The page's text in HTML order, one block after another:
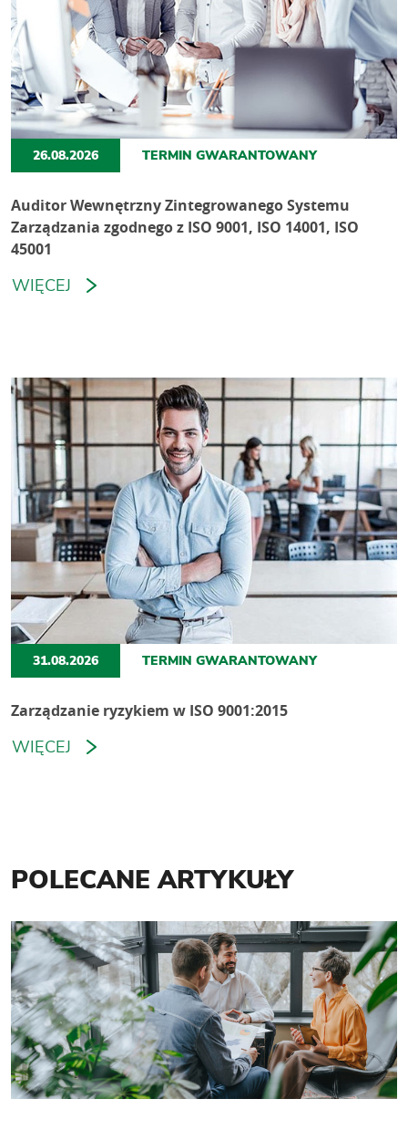
26.08.2026 TERMIN GWARANTOWANY
Auditor Wewnętrzny Zintegrowanego Systemu
Zarządzania zgodnego z ISO 9001, ISO 14001, ISO
45001
WIĘCEJ
31.08.2026 TERMIN GWARANTOWANY
Zarządzanie ryzykiem w ISO 9001:2015
WIĘCEJ
POLECANE ARTYKUŁY